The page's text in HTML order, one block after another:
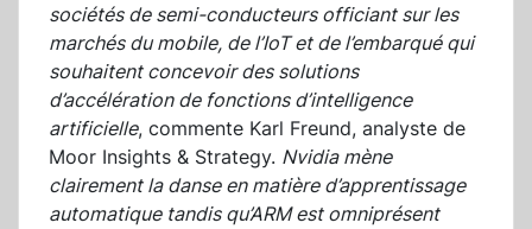
sociétés de semi-conducteurs officiant sur les
marchés du mobile, de l’IoT et de l’embarqué qui
souhaitent concevoir des solutions
d’accélération de fonctions d’intelligence
artificielle, commente Karl Freund, analyste de
Moor Insights & Strategy. Nvidia mène
clairement la danse en matière d’apprentissage
automatique tandis qu’ARM est omniprésent